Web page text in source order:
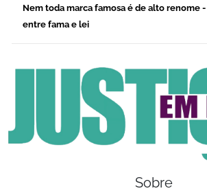
Nem toda marca famosa é de alto renome
entre fama e lei
Sobre